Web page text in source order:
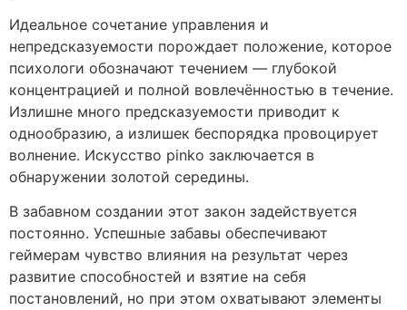
Идеальное сочетание управления и
непредсказуемости порождает положение, которое
психологи обозначают течением — глубокой
концентрацией и полной вовлечённостью в течение.
Излишне много предсказуемости приводит к
однообразию, а излишек беспорядка провоцирует
волнение. Искусство pinko заключается в
обнаружении золотой середины.
В забавном создании этот закон задействуется
постоянно. Успешные забавы обеспечивают
геймерам чувство влияния на результат через
развитие способностей и взятие на себя
постановлений, но при этом охватывают элементы